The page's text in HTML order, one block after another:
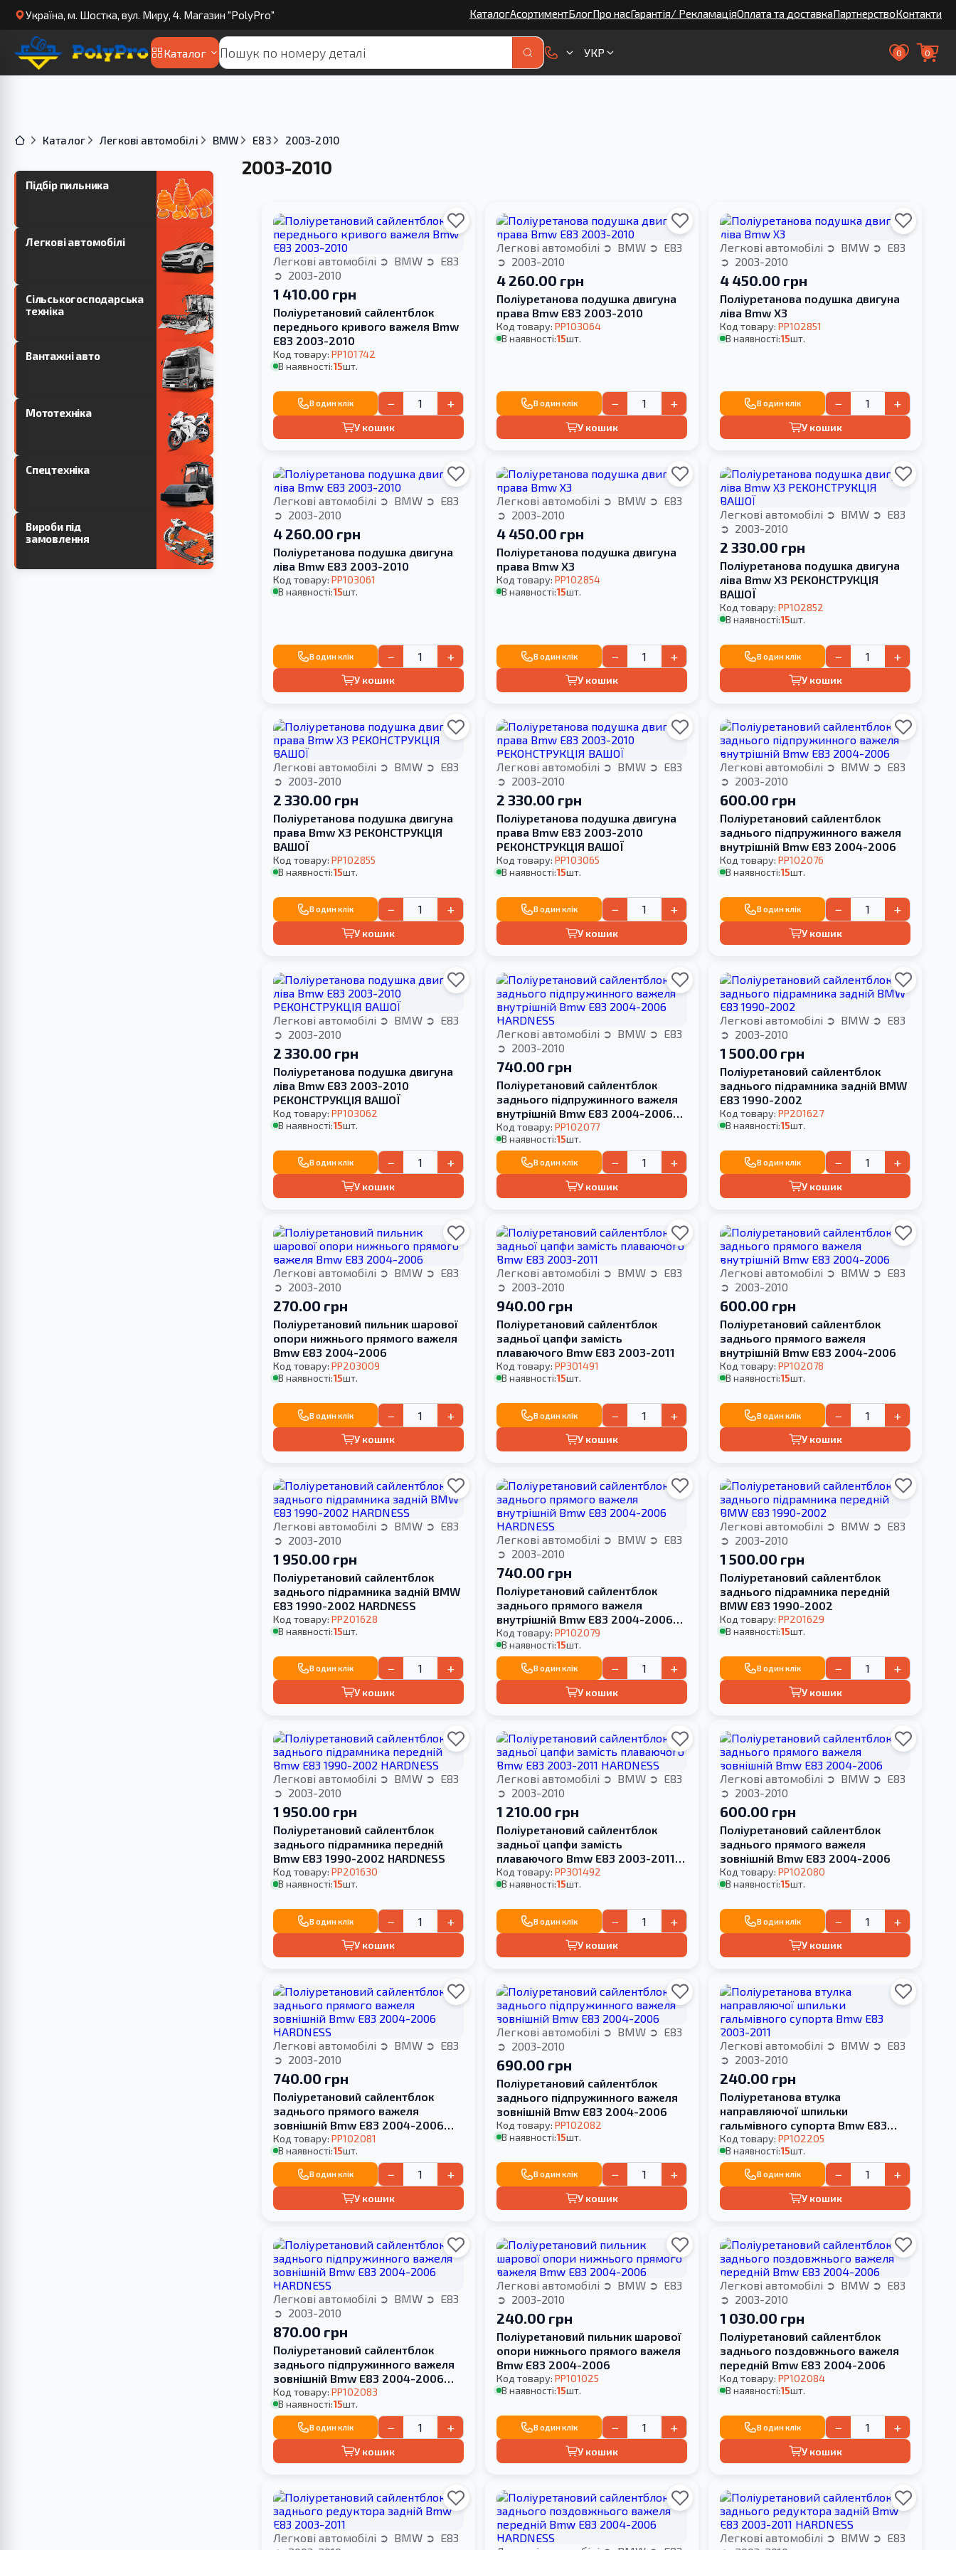
Українa, м. Шостка, вул. Миру, 4. Магазин "PolyPro" КаталогАсортиментБлогПро насГарантія/ РекламаціяОплата та доставкаПартнерствоКонтакти
Каталог УКР 0 0
Каталог Легкові автомобілі BMW E83 2003-2010
Підбір пильника
Легкові автомобілі
Сільськогосподарська
техніка
Вантажні авто
Мототехніка
Спецтехніка
Вироби під
замовлення
2003-2010
Легкові автомобілі BMW
E83
2003-2010
1 410.00 грн
Поліуретановий сайлентблок
переднього кривого важеля Bmw
E83 2003-2010
Код товару: PP101742
В наявності:15шт.
В один клік − +
У кошик
Легкові автомобілі BMW
E83
2003-2010
4 260.00 грн
Поліуретанова подушка двигуна
права Bmw E83 2003-2010
Код товару: PP103064
В наявності:15шт.
В один клік − +
У кошик
Легкові автомобілі BMW
E83
2003-2010
4 450.00 грн
Поліуретанова подушка двигуна
ліва Bmw X3
Код товару:PP102851
В наявності:15шт.
В один клік − +
У кошик
Легкові автомобілі BMW
E83
2003-2010
4 260.00 грн
Поліуретанова подушка двигуна
ліва Bmw E83 2003-2010
Код товару: PP103061
В наявності:15шт.
В один клік − +
У кошик
Легкові автомобілі BMW
E83
2003-2010
4 450.00 грн
Поліуретанова подушка двигуна
права Bmw X3
Код товару: PP102854
В наявності:15шт.
В один клік − +
У кошик
Легкові автомобілі BMW
E83
2003-2010
2 330.00 грн
Поліуретанова подушка двигуна
ліва Bmw X3 РЕКОНСТРУКЦІЯ
ВАШОЇ
Код товару:PP102852
В наявності:15шт.
В один клік − +
У кошик
Легкові автомобілі BMW
E83
2003-2010
2 330.00 грн
Поліуретанова подушка двигуна
права Bmw X3 РЕКОНСТРУКЦІЯ
ВАШОЇ
Код товару: PP102855
В наявності:15шт.
В один клік − +
У кошик
Легкові автомобілі BMW
E83
2003-2010
2 330.00 грн
Поліуретанова подушка двигуна
права Bmw E83 2003-2010
РЕКОНСТРУКЦІЯ ВАШОЇ
Код товару: PP103065
В наявності:15шт.
В один клік − +
У кошик
Легкові автомобілі BMW
E83
2003-2010
600.00 грн
Поліуретановий сайлентблок
заднього підпружинного важеля
внутрішній Bmw E83 2004-2006
Код товару:PP102076
В наявності:15шт.
В один клік − +
У кошик
Легкові автомобілі BMW
E83
2003-2010
2 330.00 грн
Поліуретанова подушка двигуна
ліва Bmw E83 2003-2010
РЕКОНСТРУКЦІЯ ВАШОЇ
Код товару: PP103062
В наявності:15шт.
В один клік − +
У кошик
Легкові автомобілі BMW
E83
2003-2010
740.00 грн
Поліуретановий сайлентблок
заднього підпружинного важеля
внутрішній Bmw E83 2004-2006
HARDNESS
Код товару: PP102077
В наявності:15шт.
В один клік − +
У кошик
Легкові автомобілі BMW
E83
2003-2010
1 500.00 грн
Поліуретановий cайлентблок
заднього підрамника задній BMW
E83 1990-2002
Код товару:PP201627
В наявності:15шт.
В один клік − +
У кошик
Легкові автомобілі BMW
E83
2003-2010
270.00 грн
Поліуретановий пильник шарової
опори нижнього прямого важеля
Bmw E83 2004-2006
Код товару: PP203009
В наявності:15шт.
В один клік − +
У кошик
Легкові автомобілі BMW
E83
2003-2010
940.00 грн
Поліуретановий сайлентблок
задньої цапфи замість
плаваючого Bmw E83 2003-2011
Код товару: PP301491
В наявності:15шт.
В один клік − +
У кошик
Легкові автомобілі BMW
E83
2003-2010
600.00 грн
Поліуретановий сайлентблок
заднього прямого важеля
внутрішній Bmw E83 2004-2006
Код товару:PP102078
В наявності:15шт.
В один клік − +
У кошик
Легкові автомобілі BMW
E83
2003-2010
1 950.00 грн
Поліуретановий cайлентблок
заднього підрамника задній BMW
E83 1990-2002 HARDNESS
Код товару: PP201628
В наявності:15шт.
В один клік − +
У кошик
Легкові автомобілі BMW
E83
2003-2010
740.00 грн
Поліуретановий сайлентблок
заднього прямого важеля
внутрішній Bmw E83 2004-2006
HARDNESS
Код товару: PP102079
В наявності:15шт.
В один клік − +
У кошик
Легкові автомобілі BMW
E83
2003-2010
1 500.00 грн
Поліуретановий cайлентблок
заднього підрамника передній
BMW E83 1990-2002
Код товару:PP201629
В наявності:15шт.
В один клік − +
У кошик
Легкові автомобілі BMW
E83
2003-2010
1 950.00 грн
Поліуретановий cайлентблок
заднього підрамника передній
Bmw E83 1990-2002 HARDNESS
Код товару: PP201630
В наявності:15шт.
В один клік − +
У кошик
Легкові автомобілі BMW
E83
2003-2010
1 210.00 грн
Поліуретановий сайлентблок
задньої цапфи замість
плаваючого Bmw E83 2003-2011
HARDNESS
Код товару: PP301492
В наявності:15шт.
В один клік − +
У кошик
Легкові автомобілі BMW
E83
2003-2010
600.00 грн
Поліуретановий сайлентблок
заднього прямого важеля
зовнішній Bmw E83 2004-2006
Код товару:PP102080
В наявності:15шт.
В один клік − +
У кошик
Легкові автомобілі BMW
E83
2003-2010
740.00 грн
Поліуретановий сайлентблок
заднього прямого важеля
зовнішній Bmw E83 2004-2006
HARDNESS
Код товару: PP102081
В наявності:15шт.
В один клік − +
У кошик
Легкові автомобілі BMW
E83
2003-2010
690.00 грн
Поліуретановий сайлентблок
заднього підпружинного важеля
зовнішній Bmw E83 2004-2006
Код товару: PP102082
В наявності:15шт.
В один клік − +
У кошик
Легкові автомобілі BMW
E83
2003-2010
240.00 грн
Поліуретанова втулка
направляючої шпильки
гальмівного супорта Bmw E83
2003-2011
Код товару:PP102205
В наявності:15шт.
В один клік − +
У кошик
Легкові автомобілі BMW
E83
2003-2010
870.00 грн
Поліуретановий сайлентблок
заднього підпружинного важеля
зовнішній Bmw E83 2004-2006
HARDNESS
Код товару: PP102083
В наявності:15шт.
В один клік − +
У кошик
Легкові автомобілі BMW
E83
2003-2010
240.00 грн
Поліуретановий пильник шарової
опори нижнього прямого важеля
Bmw E83 2004-2006
Код товару: PP101025
В наявності:15шт.
В один клік − +
У кошик
Легкові автомобілі BMW
E83
2003-2010
1 030.00 грн
Поліуретановий сайлентблок
заднього поздовжнього важеля
передній Bmw E83 2004-2006
Код товару:PP102084
В наявності:15шт.
В один клік − +
У кошик
Легкові автомобілі BMW
E83
Легкові автомобілі BMW
E83